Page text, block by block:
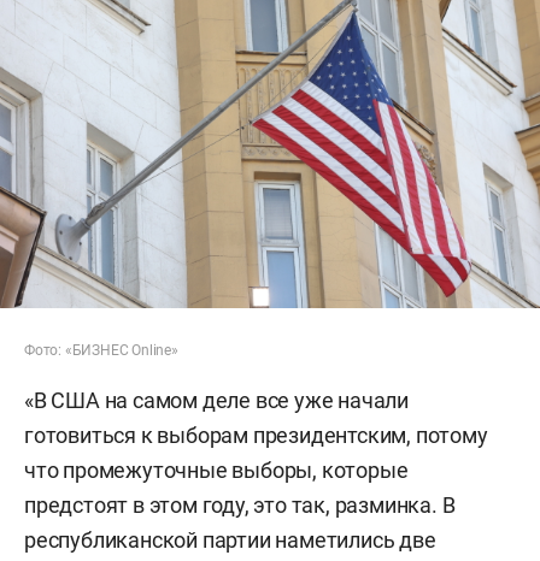
Фото: «БИЗНЕС Online»
«В США на самом деле все уже начали
готовиться к выборам президентским, потому
что промежуточные выборы, которые
предстоят в этом году, это так, разминка. В
республиканской партии наметились две